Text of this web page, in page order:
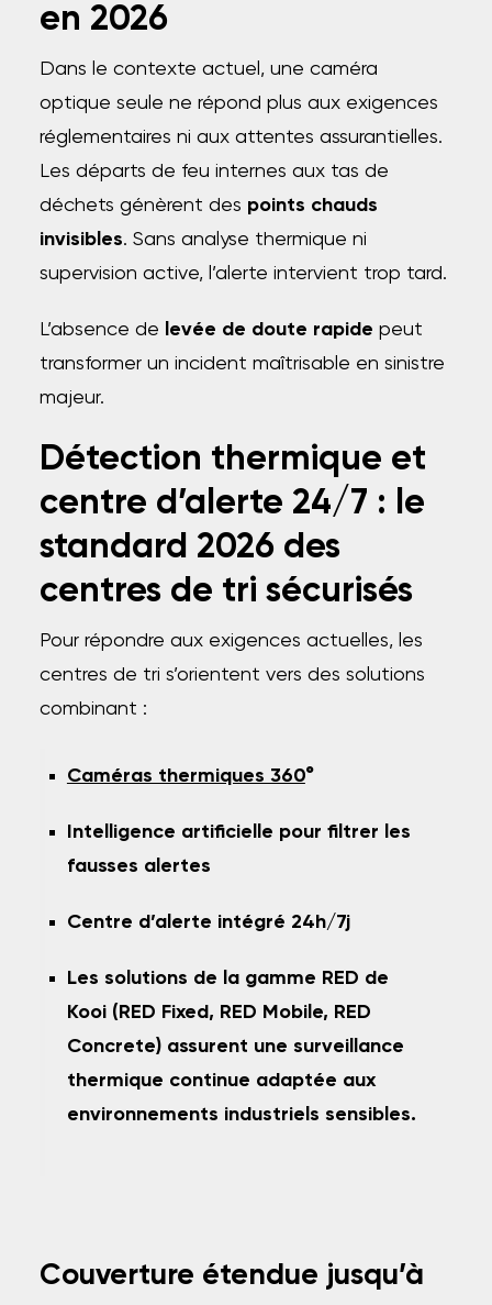
en 2026
Dans le contexte actuel, une caméra
optique seule ne répond plus aux exigences
réglementaires ni aux attentes assurantielles.
Les départs de feu internes aux tas de
déchets génèrent des points chauds
invisibles. Sans analyse thermique ni
supervision active, l’alerte intervient trop tard.
L’absence de levée de doute rapide peut
transformer un incident maîtrisable en sinistre
majeur.
Détection thermique et
centre d’alerte 24/7 : le
standard 2026 des
centres de tri sécurisés
Pour répondre aux exigences actuelles, les
centres de tri s’orientent vers des solutions
combinant :
Caméras thermiques 360°
Intelligence artificielle pour filtrer les
fausses alertes
Centre d’alerte intégré 24h/7j
Les solutions de la gamme RED de
Kooi (RED Fixed, RED Mobile, RED
Concrete) assurent une surveillance
thermique continue adaptée aux
environnements industriels sensibles.
Couverture étendue jusqu’à